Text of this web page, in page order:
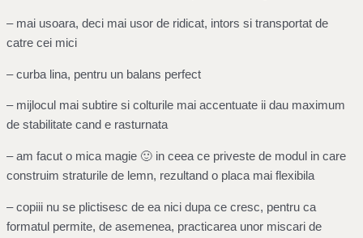
– mai usoara, deci mai usor de ridicat, intors si transportat de
catre cei mici
– curba lina, pentru un balans perfect
– mijlocul mai subtire si colturile mai accentuate ii dau maximum
de stabilitate cand e rasturnata
– am facut o mica magie 🙂 in ceea ce priveste de modul in care
construim straturile de lemn, rezultand o placa mai flexibila
– copiii nu se plictisesc de ea nici dupa ce cresc, pentru ca
formatul permite, de asemenea, practicarea unor miscari de